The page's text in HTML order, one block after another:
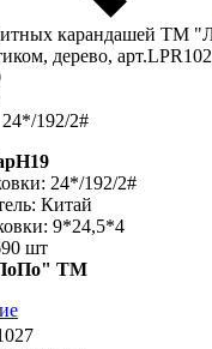
карандашей ТМ
дерево,
192/2#
24*/192/2#
Китай
9*24,5*4
шт
ТМ